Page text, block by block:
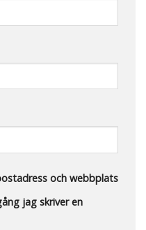
och webbplats
jag skriver en